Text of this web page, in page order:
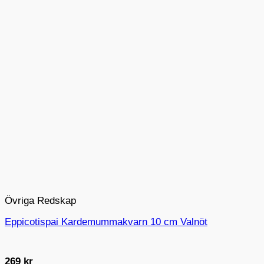
Övriga Redskap
Eppicotispai Kardemummakvarn 10 cm Valnöt
269 kr